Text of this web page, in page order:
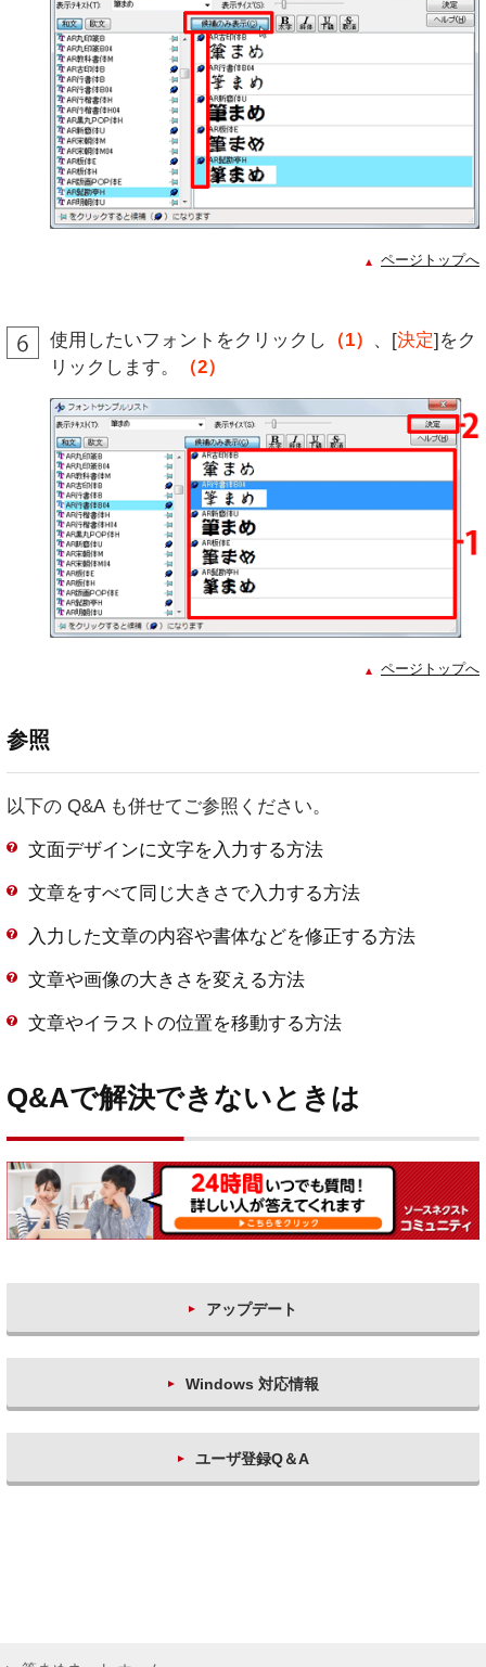
ページトップへ
使用したいフォントをクリックし （1） 、[決定]をク
リックします。
（2）
ページトップへ
参照
以下の Q&A も併せてご参照ください。
文面デザインに文字を入力する方法
文章をすべて同じ大きさで入力する方法
入力した文章の内容や書体などを修正する方法
文章や画像の大きさを変える方法
文章やイラストの位置を移動する方法
Q&Aで解決できないときは
アップデート
Windows 対応情報
ユーザ登録Q＆A